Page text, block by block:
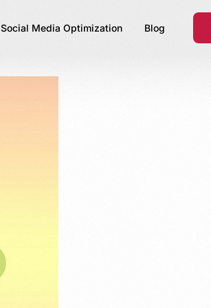
Social Media Optimization Blog